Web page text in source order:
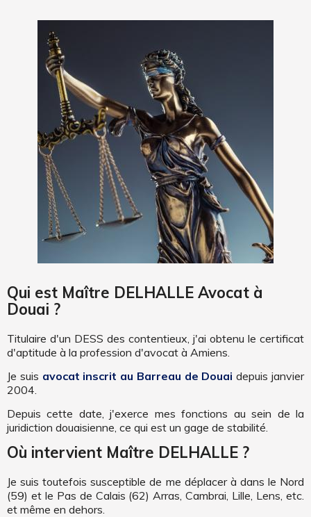
Qui est Maître DELHALLE Avocat à
Douai ?
Titulaire d'un DESS des contentieux, j'ai obtenu le certificat
d'aptitude à la profession d'avocat à Amiens.
Je suis avocat inscrit au Barreau de Douai depuis janvier
2004.
Depuis cette date, j'exerce mes fonctions au sein de la
juridiction douaisienne, ce qui est un gage de stabilité.
Où intervient Maître DELHALLE ?
Je suis toutefois susceptible de me déplacer à dans le Nord
(59) et le Pas de Calais (62) Arras, Cambrai, Lille, Lens, etc.
et même en dehors.